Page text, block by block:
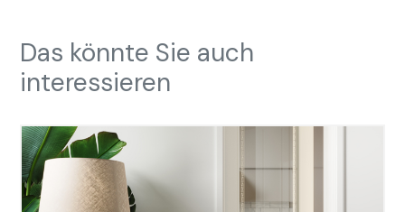
Das könnte Sie auch
interessieren